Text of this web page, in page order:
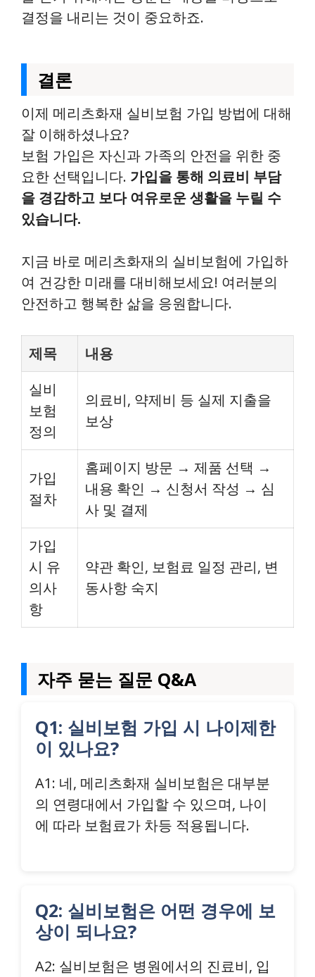
결정을 내리는 것이 중요하죠.
결론
이제 메리츠화재 실비보험 가입 방법에 대해
잘 이해하셨나요?
보험 가입은 자신과 가족의 안전을 위한 중
요한 선택입니다. 가입을 통해 의료비 부담
을 경감하고 보다 여유로운 생활을 누릴 수
있습니다.
지금 바로 메리츠화재의 실비보험에 가입하
여 건강한 미래를 대비해보세요! 여러분의
안전하고 행복한 삶을 응원합니다.
제목
내용
실비
보험
정의
의료비, 약제비 등 실제 지출을
보상
가입
절차
홈페이지 방문 → 제품 선택 →
내용 확인 → 신청서 작성 → 심
사 및 결제
가입
시 유
의사
항
약관 확인, 보험료 일정 관리, 변
동사항 숙지
자주 묻는 질문 Q&A
Q1: 실비보험 가입 시 나이제한
이 있나요?
A1: 네, 메리츠화재 실비보험은 대부분
의 연령대에서 가입할 수 있으며, 나이
에 따라 보험료가 차등 적용됩니다.
Q2: 실비보험은 어떤 경우에 보
상이 되나요?
A2: 실비보험은 병원에서의 진료비, 입